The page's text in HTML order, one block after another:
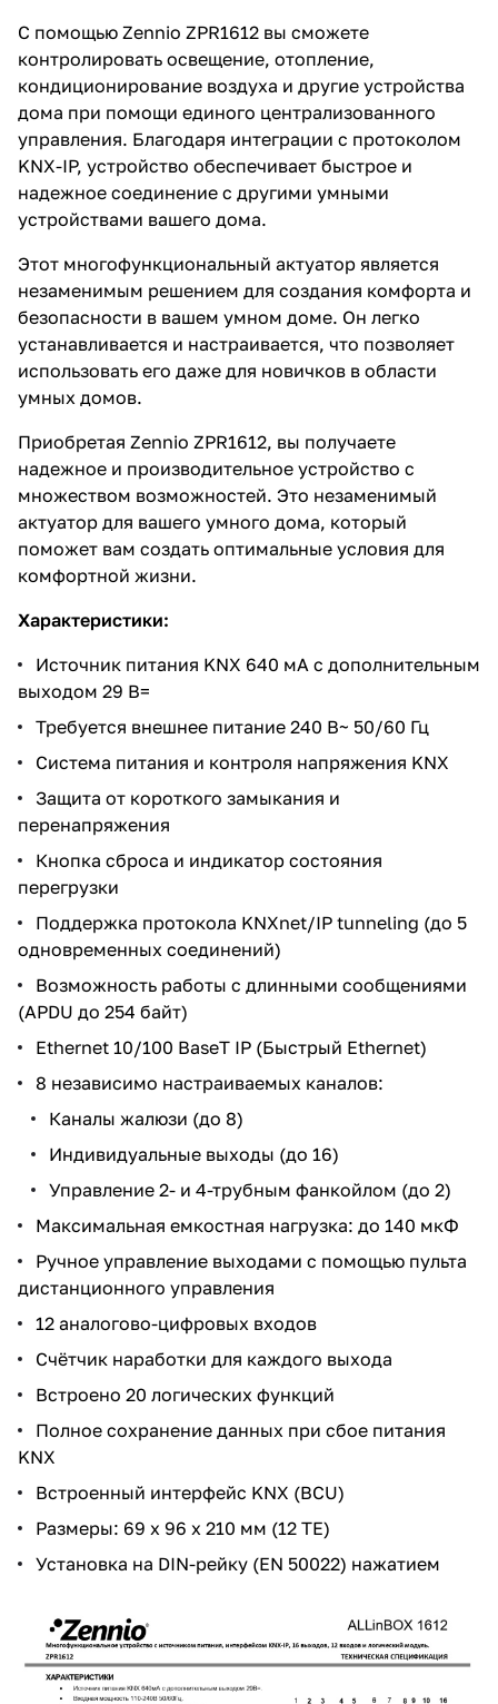
С помощью Zennio ZPR1612 вы сможете
контролировать освещение, отопление,
кондиционирование воздуха и другие устройства
дома при помощи единого централизованного
управления. Благодаря интеграции с протоколом
KNX-IP, устройство обеспечивает быстрое и
надежное соединение с другими умными
устройствами вашего дома.
Этот многофункциональный актуатор является
незаменимым решением для создания комфорта и
безопасности в вашем умном доме. Он легко
устанавливается и настраивается, что позволяет
использовать его даже для новичков в области
умных домов.
Приобретая Zennio ZPR1612, вы получаете
надежное и производительное устройство с
множеством возможностей. Это незаменимый
актуатор для вашего умного дома, который
поможет вам создать оптимальные условия для
комфортной жизни.
Характеристики:
Источник питания KNX 640 мА с дополнительным
выходом 29 В=
Требуется внешнее питание 240 В~ 50/60 Гц
Система питания и контроля напряжения KNX
Защита от короткого замыкания и
перенапряжения
Кнопка сброса и индикатор состояния
перегрузки
Поддержка протокола KNXnet/IP tunneling (до 5
одновременных соединений)
Возможность работы с длинными сообщениями
(APDU до 254 байт)
Ethernet 10/100 BaseT IP (Быстрый Ethernet)
8 независимо настраиваемых каналов:
Каналы жалюзи (до 8)
Индивидуальные выходы (до 16)
Управление 2- и 4-трубным фанкойлом (до 2)
Максимальная емкостная нагрузка: до 140 мкФ
Ручное управление выходами с помощью пульта
дистанционного управления
12 аналогово-цифровых входов
Счётчик наработки для каждого выхода
Встроено 20 логических функций
Полное сохранение данных при сбое питания
KNX
Встроенный интерфейс KNX (BCU)
Размеры: 69 x 96 x 210 мм (12 ТЕ)
Установка на DIN-рейку (EN 50022) нажатием